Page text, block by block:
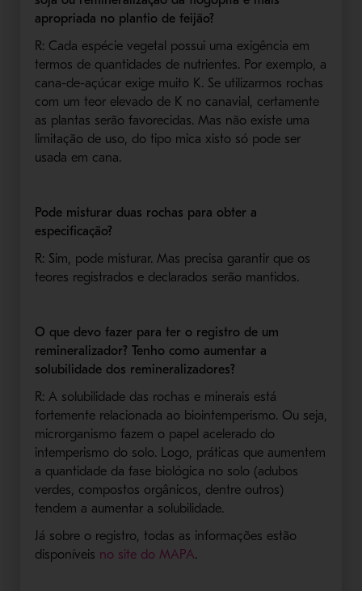
apropriada no plantio de feijão?
R: Cada espécie vegetal possui uma exigência em
termos de quantidades de nutrientes. Por exemplo, a
cana-de-açúcar exige muito K. Se utilizarmos rochas
com um teor elevado de K no canavial, certamente
as plantas serão favorecidas. Mas não existe uma
limitação de uso, do tipo mica xisto só pode ser
usada em cana.
Pode misturar duas rochas para obter a
especificação?
R: Sim, pode misturar. Mas precisa garantir que os
teores registrados e declarados serão mantidos.
O que devo fazer para ter o registro de um
remineralizador? Tenho como aumentar a
solubilidade dos remineralizadores?
R: A solubilidade das rochas e minerais está
fortemente relacionada ao biointemperismo. Ou seja,
microrganismo fazem o papel acelerado do
intemperismo do solo. Logo, práticas que aumentem
a quantidade da fase biológica no solo (adubos
verdes, compostos orgânicos, dentre outros)
tendem a aumentar a solubilidade.
Já sobre o registro, todas as informações estão
disponíveis no site do MAPA.